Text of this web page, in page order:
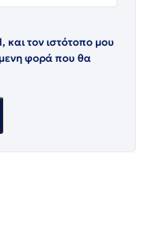
τον ιστότοπο μου
φορά που θα